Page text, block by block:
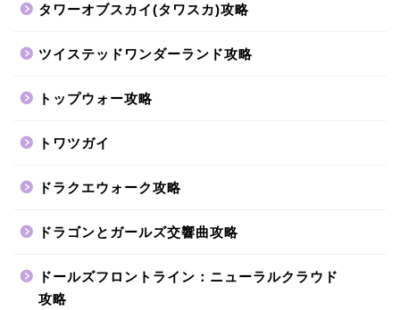
タワーオブスカイ(タワスカ)攻略
ツイステッドワンダーランド攻略
トップウォー攻略
トワツガイ
ドラクエウォーク攻略
ドラゴンとガールズ交響曲攻略
ドールズフロントライン：ニューラルクラウド
攻略